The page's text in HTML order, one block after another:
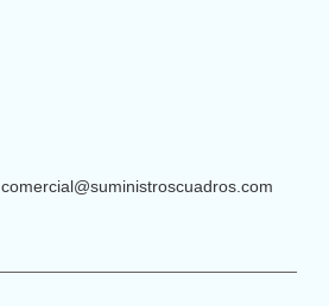
comercial@suministroscuadros.com